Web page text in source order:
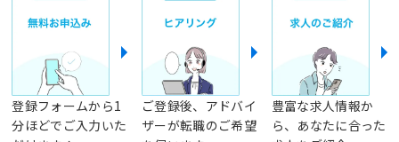
登録フォームから1
分ほどでご入力いた
ご登録後、アドバイ
ザーが転職のご希望
豊富な求人情報か
ら、あなたに合った